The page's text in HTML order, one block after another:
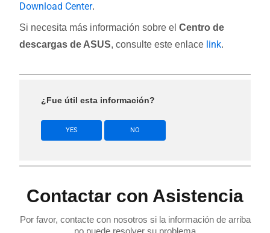
Download Center.
Si necesita más información sobre el Centro de
descargas de ASUS, consulte este enlace link.
¿Fue útil esta información?
YES NO
Contactar con Asistencia
Por favor, contacte con nosotros si la información de arriba
no puede resolver su problema